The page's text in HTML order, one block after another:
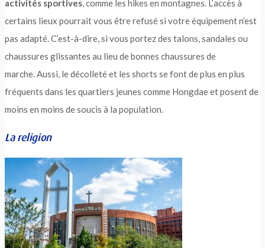
activités sportives, comme les hikes en montagnes. L’accès à
certains lieux pourrait vous être refusé si votre équipement n’est
pas adapté. C’est-à-dire, si vous portez des talons, sandales ou
chaussures glissantes au lieu de bonnes chaussures de
marche. Aussi, le décolleté et les shorts se font de plus en plus
fréquents dans les quartiers jeunes comme Hongdae et posent de
moins en moins de soucis à la population.
La religion